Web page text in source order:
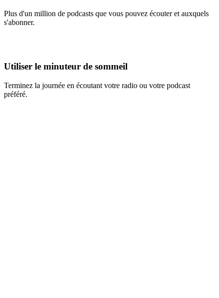
Plus d'un million de podcasts que vous pouvez écouter et auxquels
s'abonner.
Utiliser le minuteur de sommeil
Terminez la journée en écoutant votre radio ou votre podcast
préféré.